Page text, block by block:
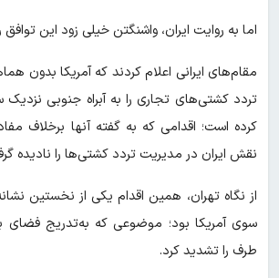
اما به روایت ایران، واشنگتن خیلی زود این
مقام‌های ایرانی اعلام کردند که آمریکا بدون
تردد کشتی‌های تجاری را به آبراه جنوبی
کرده است؛ اقدامی که به گفته آنها برخلاف
نقش ایران در مدیریت تردد کشتی‌ها را نادیده
از نگاه تهران، همین اقدام یکی از نخستین
سوی آمریکا بود؛ موضوعی که به‌تدریج فضای
طرف را تشدید کرد.